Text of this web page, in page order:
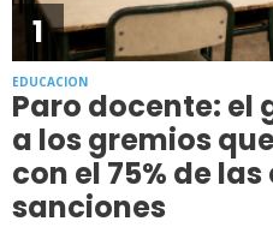
1
EDUCACION
Paro docente: el
a los gremios
con el 75% de
sanciones